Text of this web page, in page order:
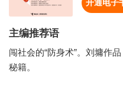
开通电子
主编推荐语
闯社会的“防身术”。刘墉作
秘籍。